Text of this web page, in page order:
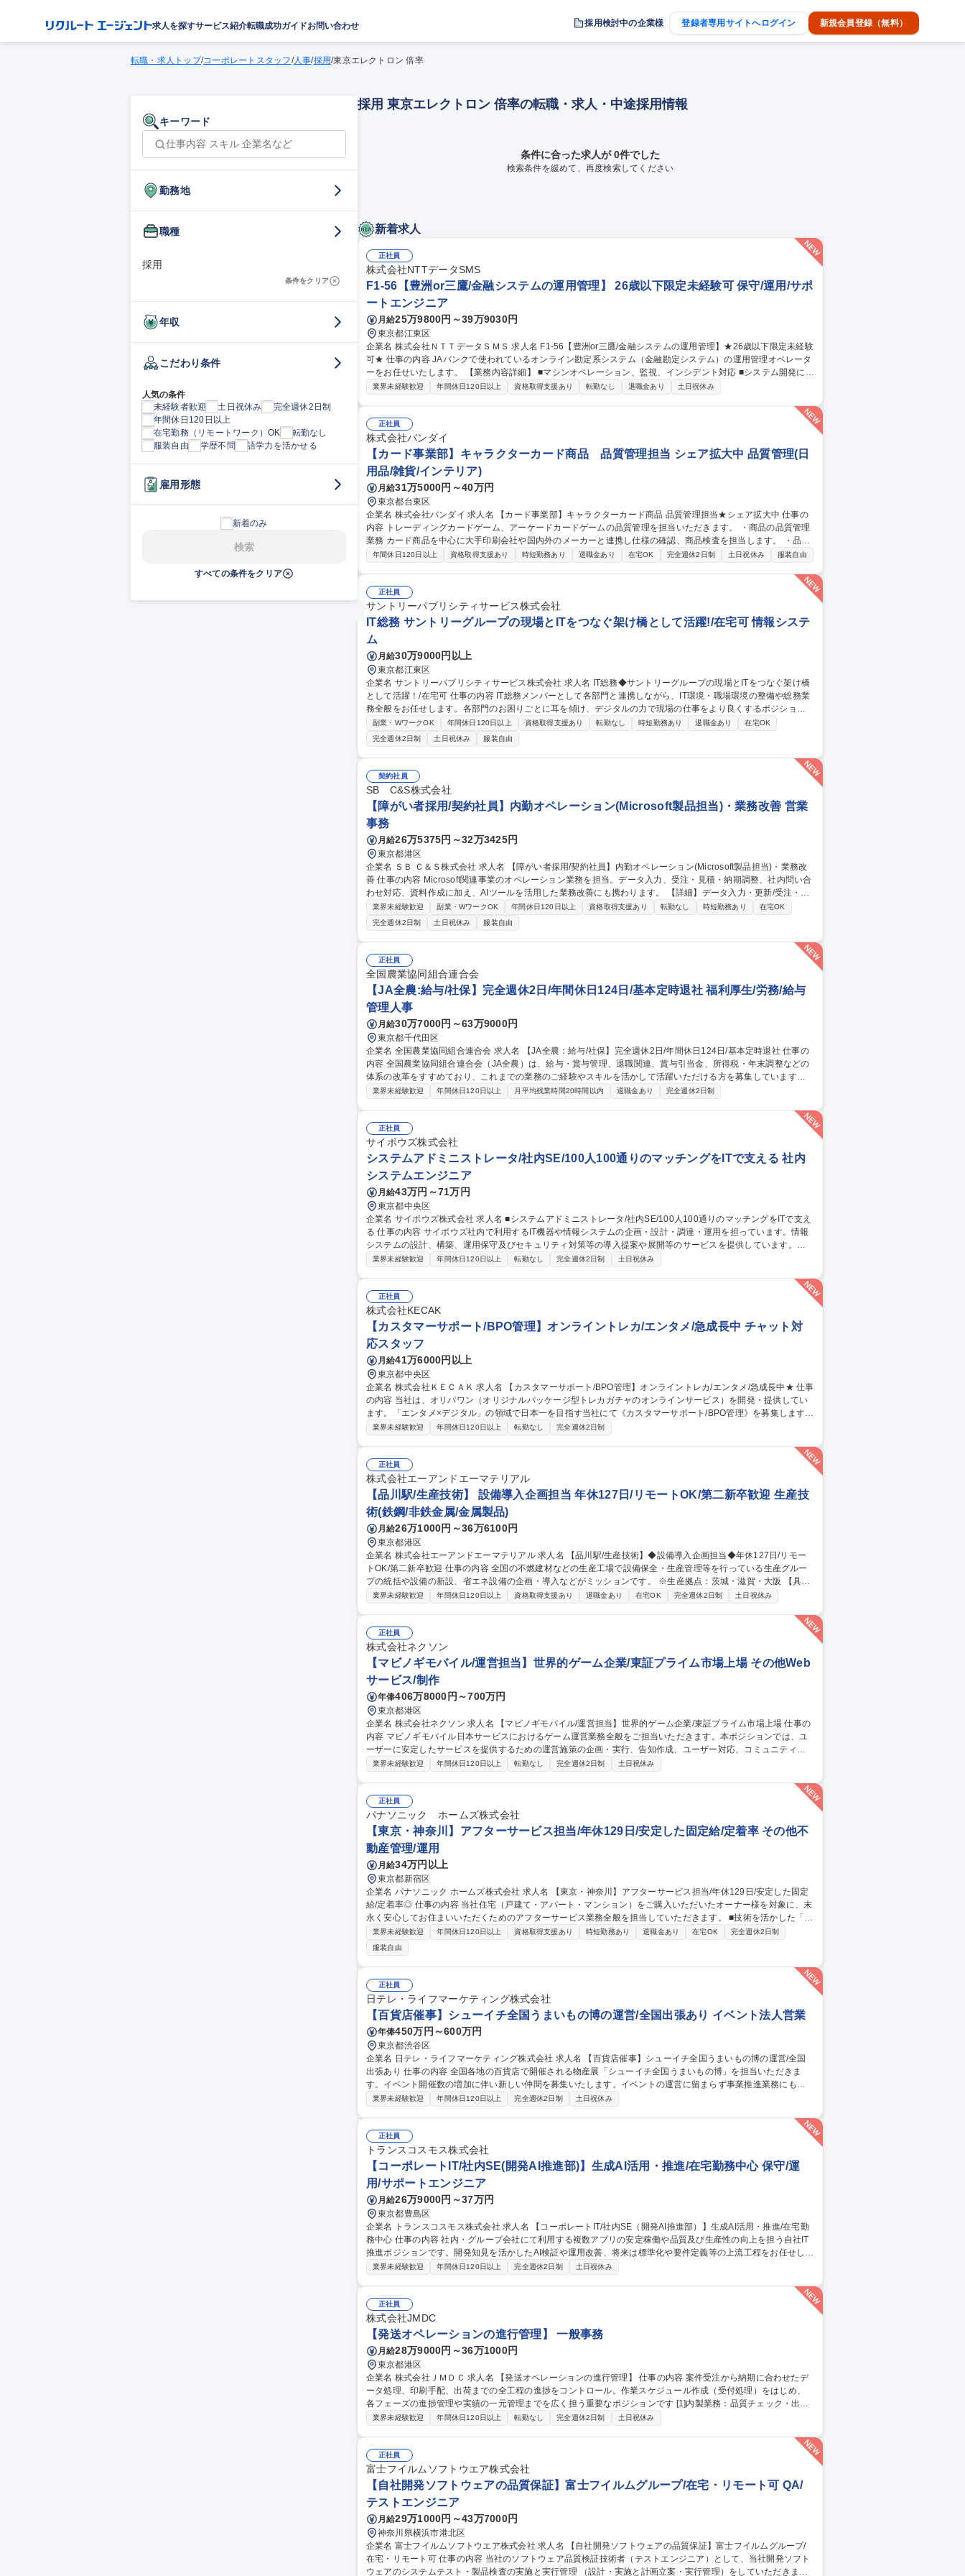
求人を探すサービス紹介転職成功ガイドお問い合わせ 採用検討中の企業様 登録者専用サイトへログイン 新規会員登録（無料）
転職・求人トップ/コーポレートスタッフ/人事/採用/東京エレクトロン 倍率
キーワード
勤務地
職種
採用
条件をクリア
年収
こだわり条件
人気の条件
未経験者歓迎
土日祝休み
完全週休2日制
年間休日120日以上
在宅勤務（リモートワーク）OK
転勤なし
服装自由
学歴不問 語学力を活かせる
雇用形態
新着のみ
検索
すべての条件をクリア
採用 東京エレクトロン 倍率の転職・求人・中途採用情報
条件に合った求人が 0件でした
検索条件を緩めて、再度検索してください
新着求人
正社員
株式会社NTTデータSMS
F1-56【豊洲or三鷹/金融システムの運用管理】 26歳以下限定未経験可 保守/運用/サポ
ートエンジニア
月給25万9800円～39万9030円
東京都江東区
企業名 株式会社ＮＴＴデータＳＭＳ 求人名 F1-56【豊洲or三鷹/金融システムの運用管理】★26歳以下限定未経験
可★ 仕事の内容 JAバンクで使われているオンライン勘定系システム（金融勘定システム）の運用管理オペレータ
ーをお任せいたします。 【業務内容詳細】 ■マシンオペレーション、監視、インシデント対応 ■システム開発に伴
う運用受け入れ推進 ■改善活動、各種報告書作成 【業務の魅力】 ITILに基づいた大規模金融システムの運用業務
業界未経験歓迎 年間休日120日以上 資格取得支援あり 転勤なし 退職金あり 土日祝休み
正社員
株式会社バンダイ
【カード事業部】キャラクターカード商品 品質管理担当 シェア拡大中 品質管理(日
用品/雑貨/インテリア)
月給31万5000円～40万円
東京都台東区
企業名 株式会社バンダイ 求人名 【カード事業部】キャラクターカード商品 品質管理担当★シェア拡大中 仕事の
内容 トレーディングカードゲーム、アーケードカードゲームの品質管理を担当いただきます。 ・商品の品質管理
業務 カード商品を中心に大手印刷会社や国内外のメーカーと連携し仕様の確認、商品検査を担当します。 ・品質
向上、持続性向上に向けた各種取組み 募集職種 【カード事業部】キャラクターカード商品 品質管理担当★シェア
年間休日120日以上 資格取得支援あり 時短勤務あり 退職金あり 在宅OK 完全週休2日制 土日祝休み 服装自由
正社員
サントリーパブリシティサービス株式会社
IT総務 サントリーグループの現場とITをつなぐ架け橋として活躍!/在宅可 情報システ
ム
月給30万9000円以上
東京都江東区
企業名 サントリーパブリシティサービス株式会社 求人名 IT総務◆サントリーグループの現場とITをつなぐ架け橋
として活躍！/在宅可 仕事の内容 IT総務メンバーとして各部門と連携しながら、IT環境・職場環境の整備や総務業
務全般をお任せします。各部門のお困りごとに耳を傾け、デジタルの力で現場の仕事をより良くするポジション
です。 ■各部・営業拠点の課題解決・業務改善推進 ■システム開発・運用、クラウド・自動化ツールの導入・運用
■IT機器・ツール資産管理、利用者サポート ■営業拠点・本社のITインフラ整備・執務環境改善（レイアウト設
計、設備・備品管理等） ■営業拠点の新規立ち上げ・撤退対応 ■PMとしてのITプロジェクト進行支援、情報セキ
ュリティ強化（社員教育、セキュリティツール管理・運用） 募集職種 IT総務◆サントリーグループの現場とITを
つなぐ架け橋として活躍！/在宅可
副業・WワークOK 年間休日120日以上 資格取得支援あり 転勤なし 時短勤務あり 退職金あり
在宅OK
完全週休2日制
土日祝休み 服装自由
契約社員
SB C&S株式会社
【障がい者採用/契約社員】内勤オペレーション(Microsoft製品担当)・業務改善 営業
事務
月給26万5375円～32万3425円
東京都港区
企業名 ＳＢ Ｃ＆Ｓ株式会社 求人名 【障がい者採用/契約社員】内勤オペレーション(Microsoft製品担当)・業務改
善 仕事の内容 Microsoft関連事業のオペレーション業務を担当。データ入力、受注・見積・納期調整、社内問い合
わせ対応、資料作成に加え、AIツールを活用した業務改善にも携わります。 【詳細】データ入力・更新/受注・見
積作成・納期調整/社内営業からの問い合わせ対応/マニュアル作成や売上データ等の資料作成/AIツール(Microsoft
Copilot、ChatGPT等)を活用したAIエージェント作成や問い合わせ対応の業務改善 【働き方】TeamsやGmailを活
用しています。障がい配慮に関する面談や在宅勤務など、無理なく柔軟に働ける環境を整えています。 募集職種
【障がい者採用/契約社員】内勤オペレーション(Microsoft製品担当)・業務改善
業界未経験歓迎 副業・WワークOK 年間休日120日以上 資格取得支援あり 転勤なし 時短勤務あり
在宅OK
完全週休2日制
土日祝休み 服装自由
正社員
全国農業協同組合連合会
【JA全農:給与/社保】完全週休2日/年間休日124日/基本定時退社 福利厚生/労務/給与
管理人事
月給30万7000円～63万9000円
東京都千代田区
企業名 全国農業協同組合連合会 求人名 【JA全農：給与/社保】完全週休2日/年間休日124日/基本定時退社 仕事の
内容 全国農業協同組合連合会（JA全農）は、給与・賞与管理、退職関連、賞与引当金、所得税・年末調整などの
体系の改革をすすめており、これまでの業務のご経験やスキルを活かして活躍いただける方を募集しています。
ご経験・適性・希望をもとに、以下の中から担当いただく業務を決定します。 ■給与・賞与管理業務■所得税対
年間休日124日/基本定時退社
業界未経験歓迎 年間休日120日以上 月平均残業時間20時間以内 退職金あり 完全週休2日制
正社員
サイボウズ株式会社
システムアドミニストレータ/社内SE/100人100通りのマッチングをITで支える 社内
システムエンジニア
月給43万円～71万円
東京都中央区
企業名 サイボウズ株式会社 求人名 ■システムアドミニストレータ/社内SE/100人100通りのマッチングをITで支え
る 仕事の内容 サイボウズ社内で利用するIT機器や情報システムの企画・設計・調達・運用を担っています。情報
システムの設計、構築、運用保守及びセキュリティ対策等の導入提案や展開等のサービスを提供しています。
【業務内容】■サイボウズの働き方を支えるITシステムの設計/構築/運用保守■社内用IaaS/SaaS/Idpの設計/構築/運
※当社の企業理念を実現するための社内環境づくり、つまり「チームワークあふれる“会社”を創る」ために「いつ
でも、どこでも、誰とでも、最高の仕事ができるITを提供する」をミッションとしています 募集職種 ■システムア
ドミニストレータ/社内SE/100人100通りのマッチングをITで支える
業界未経験歓迎 年間休日120日以上 転勤なし 完全週休2日制 土日祝休み
正社員
株式会社KECAK
【カスタマーサポート/BPO管理】オンライントレカ/エンタメ/急成長中 チャット対
応スタッフ
月給41万6000円以上
東京都中央区
企業名 株式会社ＫＥＣＡＫ 求人名 【カスタマーサポート/BPO管理】オンライントレカ/エンタメ/急成長中★ 仕事
の内容 当社は、オリパワン（オリジナルパッケージ型トレカガチャのオンラインサービス）を開発・提供してい
ます。「エンタメ×デジタル」の領域で日本一を目指す当社にて《カスタマーサポート/BPO管理》を募集します！
社内CSチームの一員としてBPO（外部委託先）の管理・育成をご担当。品質管理や教育、社内連携を通じサービ
新 ■対応品質モニタリング・SLA/KPI管理 ■トレーニング実施・フィードバック 【仕事の魅力】急成長組織でCS
の仕組み化に挑戦でき、ユーザーの熱量を直に感じながら体験価値向上に貢献できます。 募集職種 【カスタマー
サポート/BPO管理】オンライントレカ/エンタメ/急成長中★
業界未経験歓迎 年間休日120日以上 転勤なし 完全週休2日制
正社員
株式会社エーアンドエーマテリアル
【品川駅/生産技術】 設備導入企画担当 年休127日/リモートOK/第二新卒歓迎 生産技
術(鉄鋼/非鉄金属/金属製品)
月給26万1000円～36万6100円
東京都港区
企業名 株式会社エーアンドエーマテリアル 求人名 【品川駅/生産技術】◆設備導入企画担当◆年休127日/リモー
トOK/第二新卒歓迎 仕事の内容 全国の不燃建材などの生産工場で設備保全・生産管理等を行っている生産グルー
プの統括や設備の新設、省エネ設備の企画・導入などがミッションです。 ※生産拠点：茨城・滋賀・大阪 【具体
的には】工事や設備リニューアルの審査・稟議対応／新しい省エネ・省人設備などの検討・紹介・導入／新設備
◆設備導入企画担当◆年休127日/リモートOK/第二新卒歓迎
業界未経験歓迎 年間休日120日以上 資格取得支援あり 退職金あり 在宅OK 完全週休2日制 土日祝休み
正社員
株式会社ネクソン
【マビノギモバイル/運営担当】世界的ゲーム企業/東証プライム市場上場 その他Web
サービス/制作
年俸406万8000円～700万円
東京都港区
企業名 株式会社ネクソン 求人名 【マビノギモバイル/運営担当】世界的ゲーム企業/東証プライム市場上場 仕事の
内容 マビノギモバイル日本サービスにおけるゲーム運営業務全般をご担当いただきます。本ポジションでは、ユ
ーザーに安定したサービスを提供するための運営施策の企画・実行、告知作成、ユーザー対応、コミュニティ運
営 など、Liveサービス運営に関わる幅広い業務をご担当いただきます。 また、ゲーム内イベントと連動したSNS
場
業界未経験歓迎 年間休日120日以上 転勤なし 完全週休2日制 土日祝休み
正社員
パナソニック ホームズ株式会社
【東京・神奈川】アフターサービス担当/年休129日/安定した固定給/定着率 その他不
動産管理/運用
月給34万円以上
東京都新宿区
企業名 パナソニック ホームズ株式会社 求人名 【東京・神奈川】アフターサービス担当/年休129日/安定した固定
給/定着率◎ 仕事の内容 当社住宅（戸建て・アパート・マンション）をご購入いただいたオーナー様を対象に、末
永く安心してお住まいいただくためのアフターサービス業務全般を担当していただきます。 ■技術を活かした「住
まいの資産価値」の維持・向上：専門知識を活かし、経年変化に応じた最適なメンテナンス計画をオーナー様に
共有 ■自身の裁量で進めるアフターサービス：新築引き渡し後の設備機器の正しい使い方説明/建具の調整といっ
た日常の「お困りごと」に対応 ■最新AI「P-GAIROS」が技術判断をサポート：顧客データ/生成AIを組み合わせた
独自システム「訪問対応支援システム P-GAIROS」を活用できます。 募集職種 【東京・神奈川】アフターサービ
ス担当/年休129日/安定した固定給/定着率◎
業界未経験歓迎 年間休日120日以上 資格取得支援あり 時短勤務あり 退職金あり 在宅OK
完全週休2日制
服装自由
正社員
日テレ・ライフマーケティング株式会社
【百貨店催事】シューイチ全国うまいもの博の運営/全国出張あり イベント法人営業
年俸450万円～600万円
東京都渋谷区
企業名 日テレ・ライフマーケティング株式会社 求人名 【百貨店催事】シューイチ全国うまいもの博の運営/全国
出張あり 仕事の内容 全国各地の百貨店で開催される物産展「シューイチ全国うまいもの博」を担当いただきま
す。イベント開催数の増加に伴い新しい仲間を募集いたします。イベントの運営に留まらず事業推進業務にも携
わっていただきます ■「シューイチ全国うまいもの博」の運営 ※メイン業務 1.イベントへの出店社誘致および管
シューイチ全国うまいもの博の運営/全国出張あり
業界未経験歓迎 年間休日120日以上 完全週休2日制 土日祝休み
正社員
トランスコスモス株式会社
【コーポレートIT/社内SE(開発AI推進部)】生成AI活用・推進/在宅勤務中心 保守/運
用/サポートエンジニア
月給26万9000円～37万円
東京都豊島区
企業名 トランスコスモス株式会社 求人名 【コーポレートIT/社内SE（開発AI推進部）】生成AI活用・推進/在宅勤
務中心 仕事の内容 社内・グループ会社にて利用する複数アプリの安定稼働や品質及び生産性の向上を担う自社IT
推進ポジションです。開発知見を活かしたAI検証や運用改善、将来は標準化や要件定義等の上流工程をお任せしま
す。 ・社内アプリケーションに対するユーザーからの問い合わせ対応 ・アカウント発行 ・定期メンテナンス対応
（開発AI推進部）】生成AI活用・推進/在宅勤務中心
業界未経験歓迎 年間休日120日以上 完全週休2日制 土日祝休み
正社員
株式会社JMDC
【発送オペレーションの進行管理】 一般事務
月給28万9000円～36万1000円
東京都港区
企業名 株式会社ＪＭＤＣ 求人名 【発送オペレーションの進行管理】 仕事の内容 案件受注から納期に合わせたデ
ータ処理、印刷手配、出荷までの全工程の進捗をコントロール。作業スケジュール作成（受付処理）をはじめ、
各フェーズの進捗管理や実績の一元管理までを広く担う重要なポジションです [1]内製業務：品質チェック・出荷
対応・資材管理 [2]外注業務：発注進行 [3]進行管理・事務： ・案件コントロール：月150～350件の進捗管理 ・顧
業界未経験歓迎 年間休日120日以上 転勤なし 完全週休2日制 土日祝休み
正社員
富士フイルムソフトウエア株式会社
【自社開発ソフトウェアの品質保証】富士フイルムグループ/在宅・リモート可 QA/
テストエンジニア
月給29万1000円～43万7000円
神奈川県横浜市港北区
企業名 富士フイルムソフトウエア株式会社 求人名 【自社開発ソフトウェアの品質保証】富士フイルムグループ/
在宅・リモート可 仕事の内容 当社のソフトウェア品質検証技術者（テストエンジニア）として、当社開発ソフト
ウェアのシステムテスト・製品検査の実施と実行管理 （設計・実施と計画立案・実行管理）をしていただきま